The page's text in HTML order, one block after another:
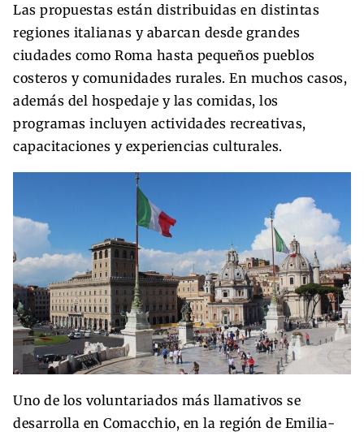
Las propuestas están distribuidas en distintas
regiones italianas y abarcan desde grandes
ciudades como Roma hasta pequeños pueblos
costeros y comunidades rurales. En muchos casos,
además del hospedaje y las comidas, los
programas incluyen actividades recreativas,
capacitaciones y experiencias culturales.
Uno de los voluntariados más llamativos se
desarrolla en Comacchio, en la región de Emilia-